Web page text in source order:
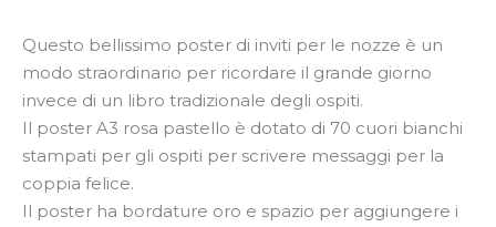
Questo bellissimo poster di inviti per le nozze è un
modo straordinario per ricordare il grande giorno
invece di un libro tradizionale degli ospiti.
Il poster A3 rosa pastello è dotato di 70 cuori bianchi
stampati per gli ospiti per scrivere messaggi per la
coppia felice.
Il poster ha bordature oro e spazio per aggiungere i